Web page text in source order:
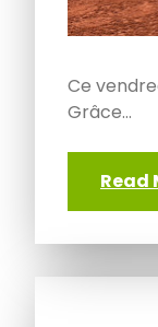
Ce
Grâce…
Read